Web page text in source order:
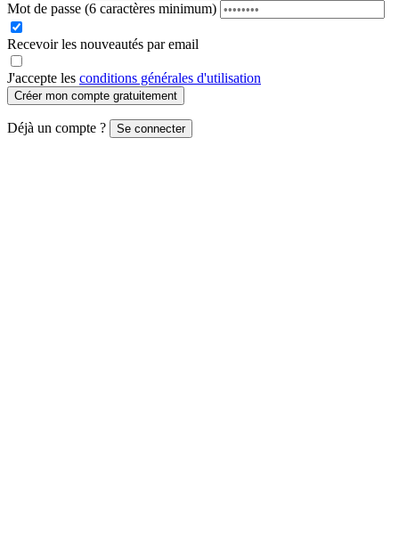
Mot de passe (6 caractères minimum)
Recevoir les nouveautés par email
J'accepte les conditions générales d'utilisation
Créer mon compte gratuitement
Déjà un compte ? Se connecter